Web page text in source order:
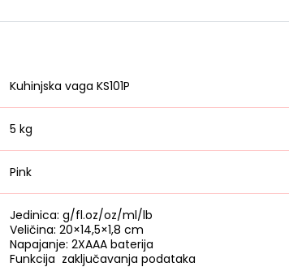
Kuhinjska vaga KS101P
5 kg
Pink
Jedinica: g/fl.oz/oz/ml/lb
Veličina: 20×14,5×1,8 cm
Napajanje: 2XAAA baterija
Funkcija zaključavanja podataka